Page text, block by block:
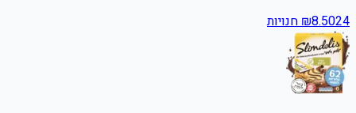
₪8.5024 חנויות